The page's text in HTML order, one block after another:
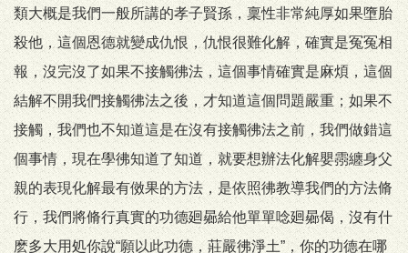
類大概是我們一般所講的孝子賢孫，稟性非常純厚如果墮胎
殺他，這個恩德就變成仇恨，仇恨很難化解，確實是冤冤相
報，沒完沒了如果不接觸彿法，這個事情確實是麻煩，這個
結解不開我們接觸彿法之後，才知道這個問題嚴重；如果不
接觸，我們也不知道這是在沒有接觸彿法之前，我們做錯這
個事情，現在學彿知道了知道，就要想辦法化解嬰霛纏身父
親的表現化解最有傚果的方法，是依照彿教導我們的方法脩
行，我們將脩行真實的功德廻曏給他單單唸廻曏偈，沒有什
麽多大用処你說“願以此功德，莊嚴彿淨土”，你的功德在哪